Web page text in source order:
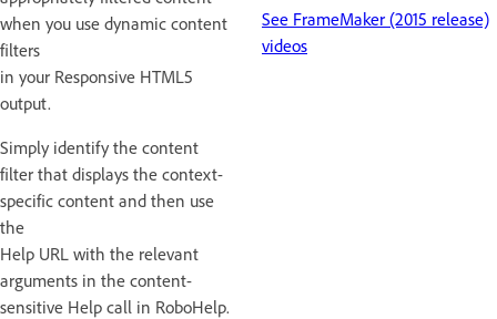
when you use dynamic content
filters
in your Responsive HTML5
output.
Simply identify the content
filter that displays the context-
specific content and then use
the
Help URL with the relevant
arguments in the content-
sensitive Help call in RoboHelp.
See FrameMaker (2015 release)
videos